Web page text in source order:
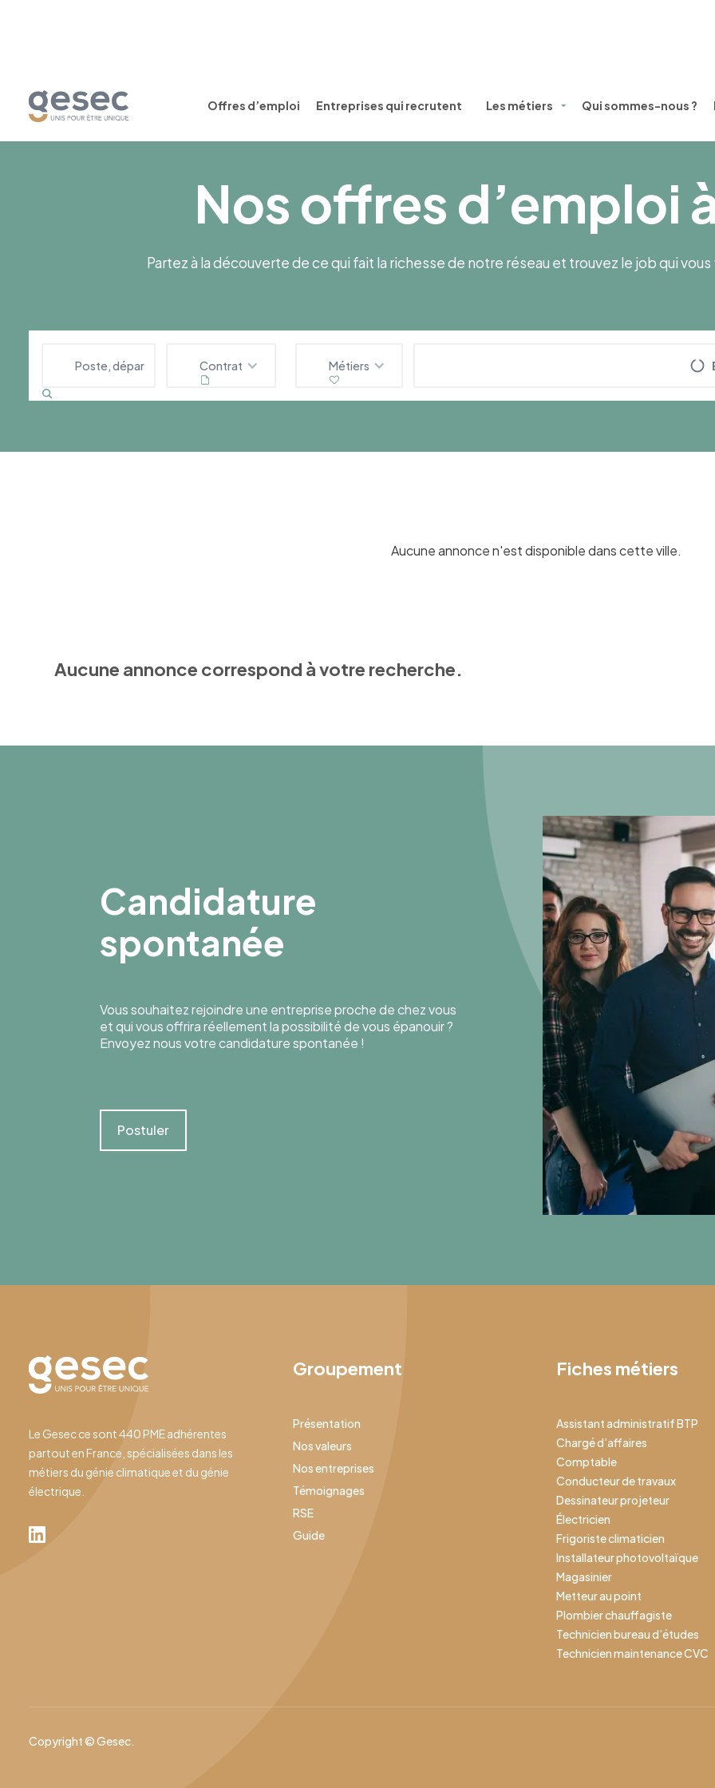
Offres d’emploi Entreprises qui recrutent Les métiers Qui sommes-nous ?
Nos offres d’emploi
Partez à la découverte de ce qui fait la richesse de notre réseau et trouvez le job qui
Contrat Métiers
Aucune annonce n'est disponible dans cette ville.
Aucune annonce correspond à votre recherche.
Candidature
spontanée
Vous souhaitez rejoindre une entreprise proche de chez vous
et qui vous offrira réellement la possibilité de vous épanouir ?
Envoyez nous votre candidature spontanée !
Postuler
Le Gesec ce sont 440 PME adhérentes
partout en France, spécialisées dans les
métiers du génie climatique et du génie
électrique.
Groupement
Présentation
Nos valeurs
Nos entreprises
Témoignages
RSE
Guide
Fiches métiers
Assistant administratif BTP
Chargé d’affaires
Comptable
Conducteur de travaux
Dessinateur projeteur
Électricien
Frigoriste climaticien
Installateur photovoltaïque
Magasinier
Metteur au point
Plombier chauffagiste
Technicien bureau d’études
Technicien maintenance CVC
Copyright © Gesec.